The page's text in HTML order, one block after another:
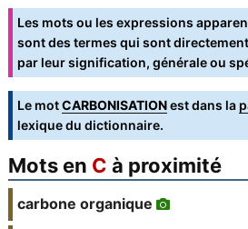
Les mots ou les expressions
sont des termes qui sont
par leur signification, générale ou
Le motCARBONISATIONest dans la
lexique du dictionnaire.
Mots en C à proximité
carbone organique